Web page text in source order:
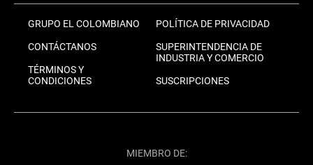
GRUPO EL COLOMBIANO
CONTÁCTANOS
TÉRMINOS Y
CONDICIONES
POLÍTICA DE PRIVACIDAD
SUPERINTENDENCIA DE
INDUSTRIA Y COMERCIO
SUSCRIPCIONES
MIEMBRO DE: